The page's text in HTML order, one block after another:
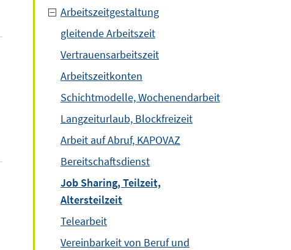
Arbeitszeitgestaltung
gleitende Arbeitszeit
Vertrauensarbeitszeit
Arbeitszeitkonten
Schichtmodelle, Wochenendarbeit
Langzeiturlaub, Blockfreizeit
Arbeit auf Abruf, KAPOVAZ
Bereitschaftsdienst
Job Sharing, Teilzeit,
Altersteilzeit
Telearbeit
Vereinbarkeit von Beruf und